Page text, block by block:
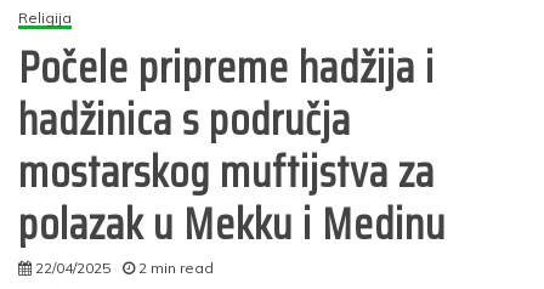
Religija
Počele pripreme hadžija i
hadžinica s područja
mostarskog muftijstva za
polazak u Mekku i Medinu
22/04/2025
2 min read